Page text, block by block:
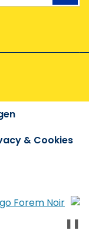
& Cookies
❚❚